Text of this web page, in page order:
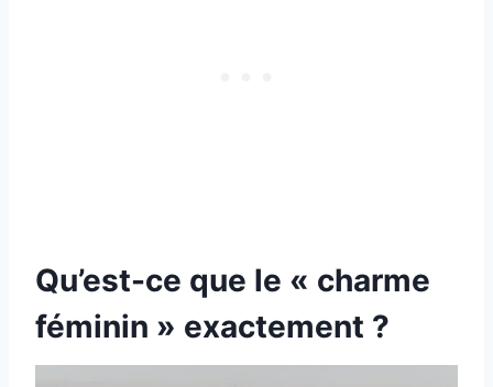
Qu’est-ce que le « charme
féminin » exactement ?